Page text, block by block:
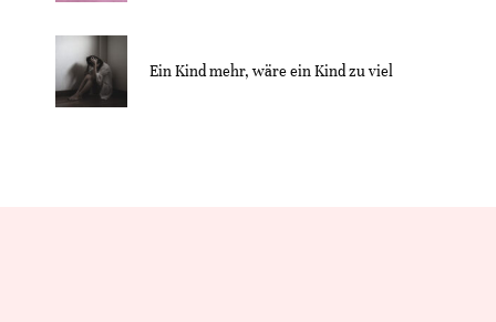
Ein Kind mehr, wäre ein Kind zu viel